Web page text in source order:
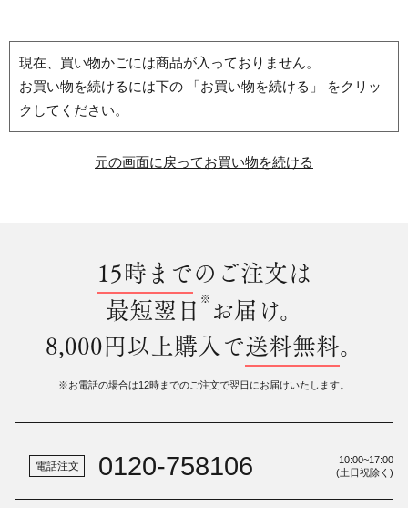
現在、買い物かごには商品が入っておりません。
お買い物を続けるには下の 「お買い物を続ける」 をクリッ
クしてください。
元の画面に戻ってお買い物を続ける
15時までのご注文は
最短翌日 ※ お届け。
8,000円以上購入で送料無料。
※お電話の場合は12時までのご注文で翌日にお届けいたします。
電話注文 0120-758106
10:00~17:00
(土日祝除く)